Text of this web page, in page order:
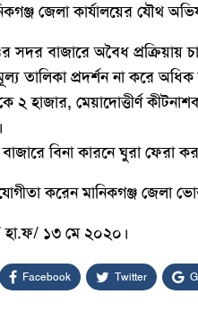
জেলা কার্যালয়ের যৌথ
সদর বাজারে অবৈধ প্রক্রিয়ায়
তালিকা প্রদর্শন না করে
২ হাজার, মেয়াদোত্তীর্ণ
বিনা কারনে ঘুরা ফেরা
করেন মানিকগঞ্জ জেলা
হা.ফ/ ১৩ মে ২০২০।
Facebook Twitter